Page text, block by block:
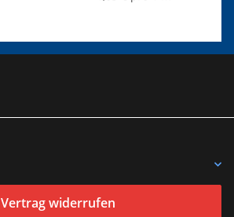
Vertrag widerrufen